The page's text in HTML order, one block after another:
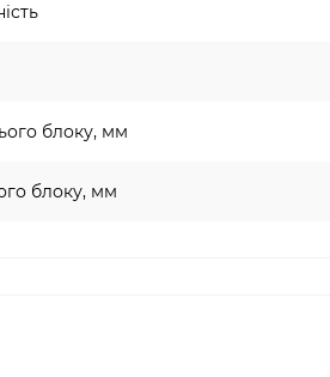
блоку, мм
блоку, мм